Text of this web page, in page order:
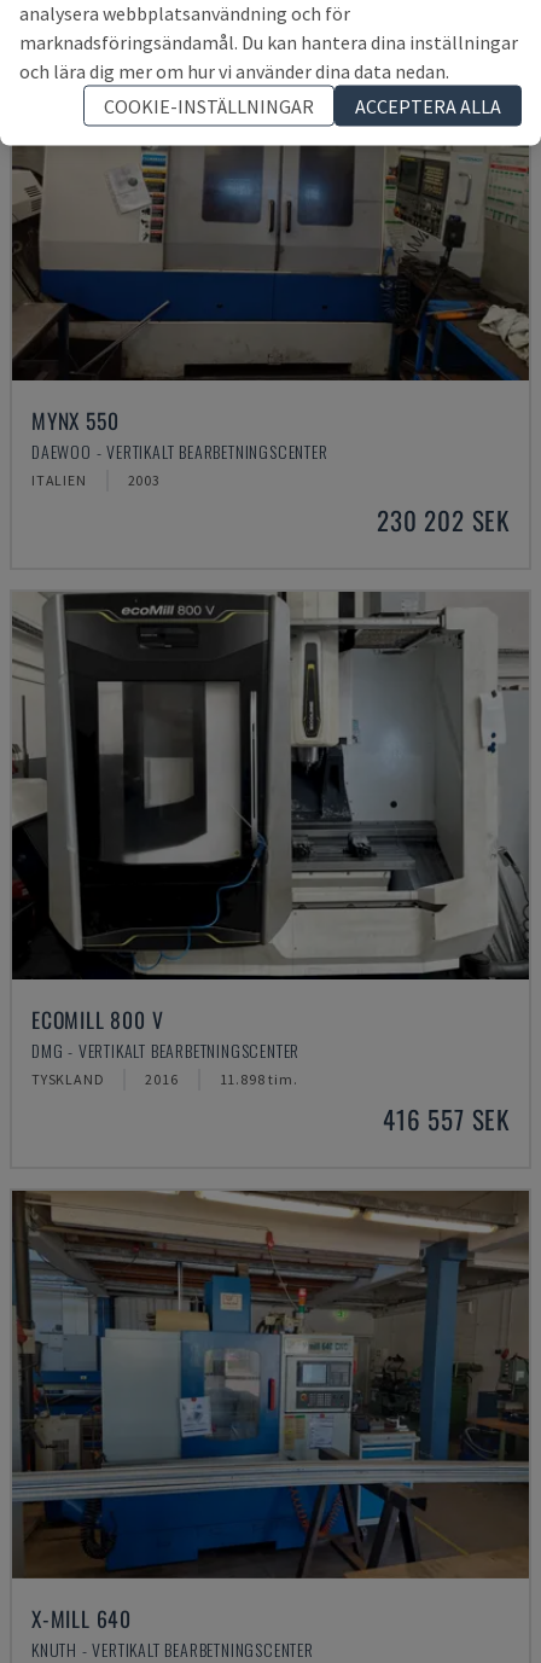
MYNX 550
DAEWOO - VERTIKALT BEARBETNINGSCENTER
ITALIEN 2003
230 202 SEK
ECOMILL 800 V
DMG - VERTIKALT BEARBETNINGSCENTER
TYSKLAND 2016 11.898 tim.
416 557 SEK
X-MILL 640
KNUTH - VERTIKALT BEARBETNINGSCENTER
analysera webbplatsanvändning och för
marknadsföringsändamål. Du kan hantera dina inställningar
och lära dig mer om hur vi använder dina data nedan.
COOKIE-INSTÄLLNINGAR
ACCEPTERA ALLA